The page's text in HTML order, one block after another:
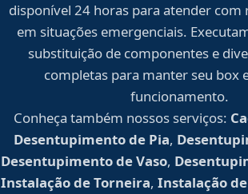
disponível 24 horas para atender com
em situações emergenciais.
substituição de componentes e
completas para manter seu box
funcionamento.
Conheça também nossos serviços:
Desentupimento de Pia,
Desentupimento de Vaso,
Instalação de Torneira, Instalação de